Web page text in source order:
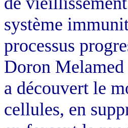
système
processus
Doron Melamed
a découvert le
cellules, en